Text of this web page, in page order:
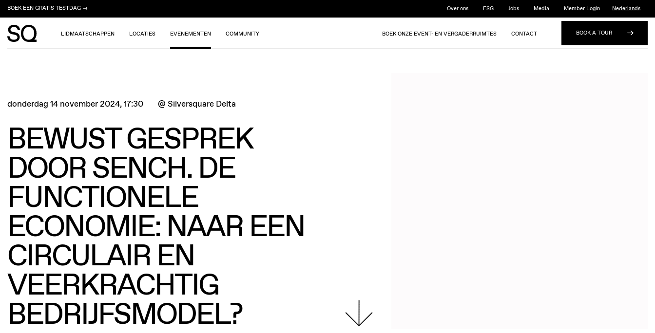
BOEK EEN GRATIS TESTDAG → Over ons ESG Jobs Media Member Login Nederlands
LIDMAATSCHAPPEN LOCATIES EVENEMENTEN COMMUNITY BOEK ONZE EVENT- EN VERGADERRUIMTES CONTACT BOOK A TOUR
donderdag 14 november 2024, 17:30 @ Silversquare Delta
BEWUST GESPREK
DOOR SENCH. DE
FUNCTIONELE
ECONOMIE: NAAR EEN
CIRCULAIR EN
VEERKRACHTIG
BEDRIJFSMODEL?